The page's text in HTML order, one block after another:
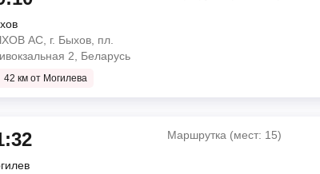
Ленинская 93,
мин
ул. Станционная, 5,
ул.Ленинского
АС, г. Быхов, пл.
2, Беларусь
42 км от Могилева
Маршрутка (мест: 15)